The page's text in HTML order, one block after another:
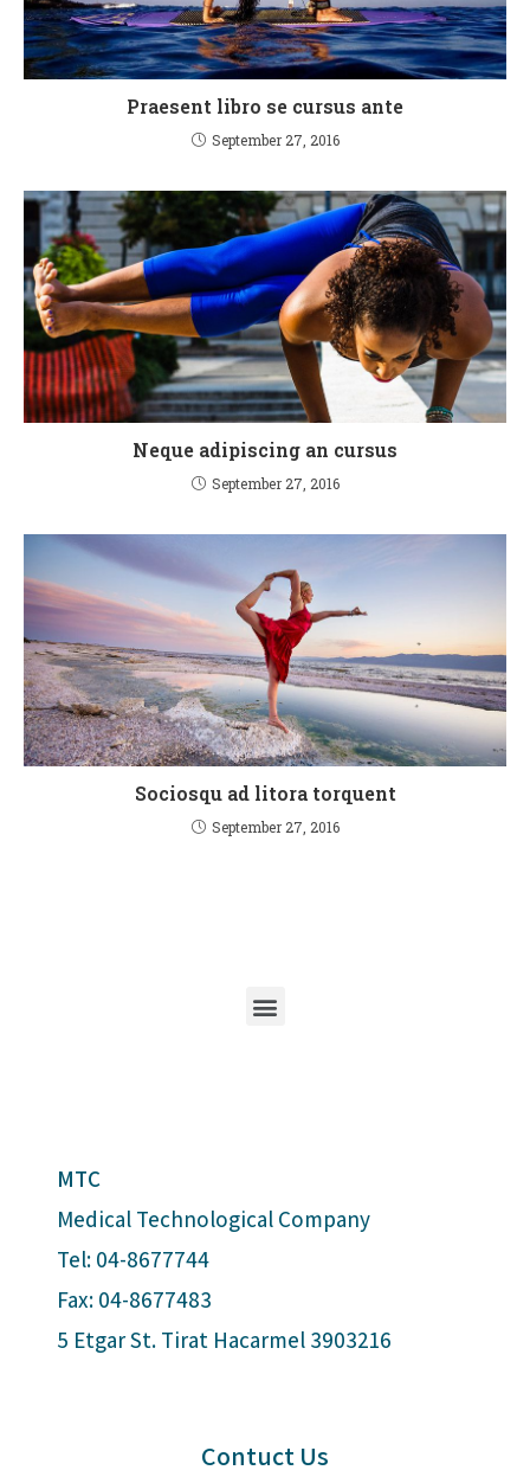
Praesent libro se cursus ante
September 27, 2016
Neque adipiscing an cursus
September 27, 2016
Sociosqu ad litora torquent
September 27, 2016
MTC
Medical Technological Company
Tel: 04-8677744
Fax: 04-8677483
5 Etgar St. Tirat Hacarmel 3903216
Contuct Us